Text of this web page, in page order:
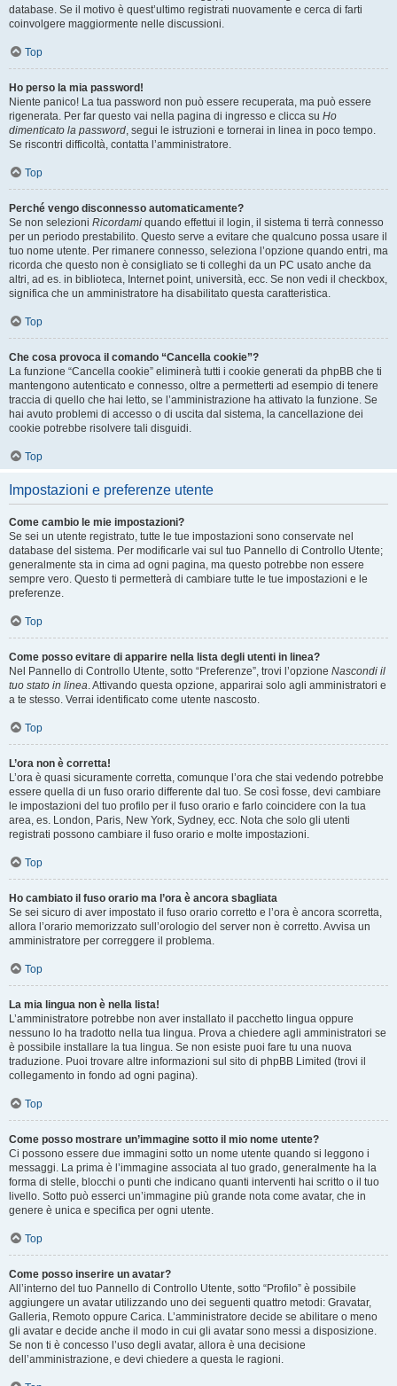
database. Se il motivo è quest’ultimo registrati nuovamente e cerca di farti
coinvolgere maggiormente nelle discussioni.
Top
Ho perso la mia password!
Niente panico! La tua password non può essere recuperata, ma può essere
rigenerata. Per far questo vai nella pagina di ingresso e clicca su Ho
dimenticato la password, segui le istruzioni e tornerai in linea in poco tempo.
Se riscontri difficoltà, contatta l’amministratore.
Top
Perché vengo disconnesso automaticamente?
Se non selezioni Ricordami quando effettui il login, il sistema ti terrà connesso
per un periodo prestabilito. Questo serve a evitare che qualcuno possa usare il
tuo nome utente. Per rimanere connesso, seleziona l’opzione quando entri, ma
ricorda che questo non è consigliato se ti colleghi da un PC usato anche da
altri, ad es. in biblioteca, Internet point, università, ecc. Se non vedi il checkbox,
significa che un amministratore ha disabilitato questa caratteristica.
Top
Che cosa provoca il comando “Cancella cookie”?
La funzione “Cancella cookie” eliminerà tutti i cookie generati da phpBB che ti
mantengono autenticato e connesso, oltre a permetterti ad esempio di tenere
traccia di quello che hai letto, se l’amministrazione ha attivato la funzione. Se
hai avuto problemi di accesso o di uscita dal sistema, la cancellazione dei
cookie potrebbe risolvere tali disguidi.
Top
Impostazioni e preferenze utente
Come cambio le mie impostazioni?
Se sei un utente registrato, tutte le tue impostazioni sono conservate nel
database del sistema. Per modificarle vai sul tuo Pannello di Controllo Utente;
generalmente sta in cima ad ogni pagina, ma questo potrebbe non essere
sempre vero. Questo ti permetterà di cambiare tutte le tue impostazioni e le
preferenze.
Top
Come posso evitare di apparire nella lista degli utenti in linea?
Nel Pannello di Controllo Utente, sotto “Preferenze”, trovi l’opzione Nascondi il
tuo stato in linea. Attivando questa opzione, apparirai solo agli amministratori e
a te stesso. Verrai identificato come utente nascosto.
Top
L’ora non è corretta!
L’ora è quasi sicuramente corretta, comunque l’ora che stai vedendo potrebbe
essere quella di un fuso orario differente dal tuo. Se così fosse, devi cambiare
le impostazioni del tuo profilo per il fuso orario e farlo coincidere con la tua
area, es. London, Paris, New York, Sydney, ecc. Nota che solo gli utenti
registrati possono cambiare il fuso orario e molte impostazioni.
Top
Ho cambiato il fuso orario ma l’ora è ancora sbagliata
Se sei sicuro di aver impostato il fuso orario corretto e l’ora è ancora scorretta,
allora l’orario memorizzato sull’orologio del server non è corretto. Avvisa un
amministratore per correggere il problema.
Top
La mia lingua non è nella lista!
L’amministratore potrebbe non aver installato il pacchetto lingua oppure
nessuno lo ha tradotto nella tua lingua. Prova a chiedere agli amministratori se
è possibile installare la tua lingua. Se non esiste puoi fare tu una nuova
traduzione. Puoi trovare altre informazioni sul sito di phpBB Limited (trovi il
collegamento in fondo ad ogni pagina).
Top
Come posso mostrare un’immagine sotto il mio nome utente?
Ci possono essere due immagini sotto un nome utente quando si leggono i
messaggi. La prima è l’immagine associata al tuo grado, generalmente ha la
forma di stelle, blocchi o punti che indicano quanti interventi hai scritto o il tuo
livello. Sotto può esserci un’immagine più grande nota come avatar, che in
genere è unica e specifica per ogni utente.
Top
Come posso inserire un avatar?
All’interno del tuo Pannello di Controllo Utente, sotto “Profilo” è possibile
aggiungere un avatar utilizzando uno dei seguenti quattro metodi: Gravatar,
Galleria, Remoto oppure Carica. L’amministratore decide se abilitare o meno
gli avatar e decide anche il modo in cui gli avatar sono messi a disposizione.
Se non ti è concesso l’uso degli avatar, allora è una decisione
dell’amministrazione, e devi chiedere a questa le ragioni.